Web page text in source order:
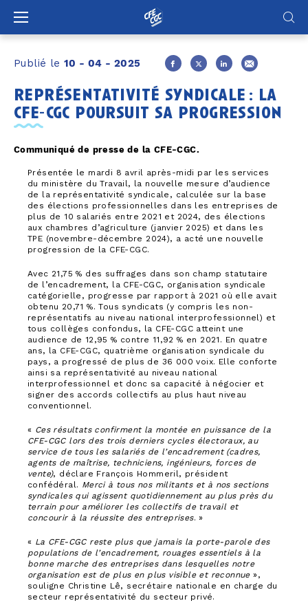
Publié le 10 - 04 - 2025
représentativité syndicale : la
cfe-cgc poursuit sa progression
Communiqué de presse de la CFE-CGC.
Présentée le mardi 8 avril après-midi par les services
du ministère du Travail, la nouvelle mesure d’audience
de la représentativité syndicale, calculée sur la base
des élections professionnelles dans les entreprises de
plus de 10 salariés entre 2021 et 2024, des élections
aux chambres d’agriculture (janvier 2025) et dans les
TPE (novembre-décembre 2024), a acté une nouvelle
progression de la CFE-CGC.
Avec 21,75 % des suffrages dans son champ statutaire
de l’encadrement, la CFE-CGC, organisation syndicale
catégorielle, progresse par rapport à 2021 où elle avait
obtenu 20,71 %. Tous syndicats (y compris les non-
représentatifs au niveau national interprofessionnel) et
tous collèges confondus, la CFE-CGC atteint une
audience de 12,95 % contre 11,92 % en 2021. En quatre
ans, la CFE-CGC, quatrième organisation syndicale du
pays, a progressé de plus de 36 000 voix. Elle conforte
ainsi sa représentativité au niveau national
interprofessionnel et donc sa capacité à négocier et
signer des accords collectifs au plus haut niveau
conventionnel.
« Ces résultats confirment la montée en puissance de la
CFE-CGC lors des trois derniers cycles électoraux, au
service de tous les salariés de l’encadrement (cadres,
agents de maîtrise, techniciens, ingénieurs, forces de
vente), déclare François Hommeril, président
confédéral. Merci à tous nos militants et à nos sections
syndicales qui agissent quotidiennement au plus près du
terrain pour améliorer les collectifs de travail et
concourir à la réussite des entreprises. »
« La CFE-CGC reste plus que jamais la porte-parole des
populations de l’encadrement, rouages essentiels à la
bonne marche des entreprises dans lesquelles notre
organisation est de plus en plus visible et reconnue»,
souligne Christine Lê, secrétaire nationale en charge du
secteur représentativité du secteur privé.
Panneau de gestion des cookies